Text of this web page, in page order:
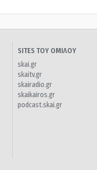
SITES ΤΟΥ ΟΜΙΛΟΥ
skai.gr
skaitv.gr
skairadio.gr
skaikairos.gr
podcast.skai.gr